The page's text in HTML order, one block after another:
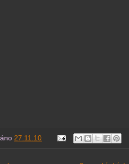
27.11.10